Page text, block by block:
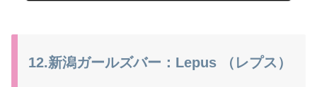
12.新潟ガールズバー：Lepus （レプス）